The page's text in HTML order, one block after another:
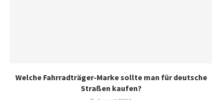
Welche Fahrradträger-Marke sollte man für deutsche
Straßen kaufen?